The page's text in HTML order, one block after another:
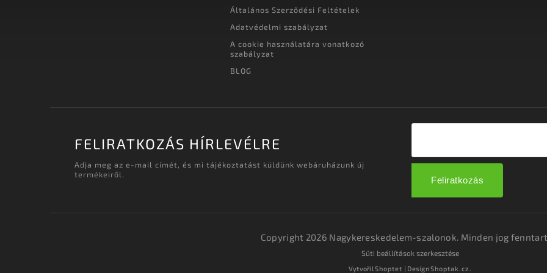
Általános Szerződési Feltételek
Adatvédelmi szabályzat
A cookie használatára vonatkozó
szabályzat
BLOG
FELIRATKOZÁS HÍRLEVÉLRE
Adja meg az e-mail címét, és mi tájékoztatást küldünk webáruházunk új
termékeiről.
Feliratkozás
Copyright 2026 Nagykereskedelem-szalonok. Minden jog
Süti beállítások szerkesztése
VytvořilShoptet | DesignShoptak.cz.